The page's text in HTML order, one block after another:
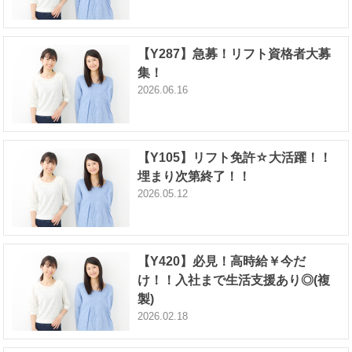
【Y287】急募！リフト資格者大募
集！
2026.06.16
【Y105】リフト免許☆大活躍！！
埋まり次第終了！！
2026.05.12
【Y420】必見！高時給￥今だ
け！！入社まで生活支援あり◎(複
製)
2026.02.18